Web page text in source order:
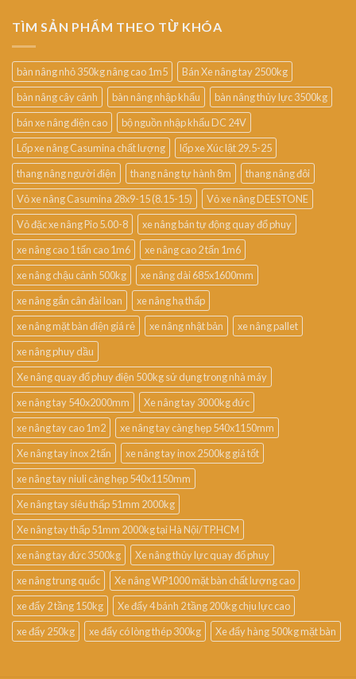
TÌM SẢN PHẨM THEO TỪ KHÓA
bàn nâng nhỏ 350kg nâng cao 1m5
Bán Xe nâng tay 2500kg
bàn nâng cây cảnh
bàn nâng nhập khẩu
bàn nâng thủy lực 3500kg
bán xe nâng điện cao
bộ nguồn nhập khẩu DC 24V
Lốp xe nâng Casumina chất lượng
lốp xe Xúc lật 29.5-25
thang nâng người điện
thang nâng tự hành 8m
thang nâng đôi
Vỏ xe nâng Casumina 28x9-15 (8.15-15)
Vỏ xe nâng DEESTONE
Vỏ đặc xe nâng Pio 5.00-8
xe nâng bán tự động quay đổ phuy
xe nâng cao 1 tấn cao 1m6
xe nâng cao 2 tấn 1m6
xe nâng chậu cảnh 500kg
xe nâng dài 685x1600mm
xe nâng gắn cân đài loan
xe nâng hạ thấp
xe nâng mặt bàn điện giá rẻ
xe nâng nhật bản
xe nâng pallet
xe nâng phuy dầu
Xe nâng quay đổ phuy điện 500kg sử dụng trong nhà máy
xe nâng tay 540x2000mm
Xe nâng tay 3000kg đức
xe nâng tay cao 1m2
xe nâng tay càng hẹp 540x1150mm
Xe nâng tay inox 2 tấn
xe nâng tay inox 2500kg giá tốt
xe nâng tay niuli càng hẹp 540x1150mm
Xe nâng tay siêu thấp 51mm 2000kg
Xe nâng tay thấp 51mm 2000kg tại Hà Nội/TP.HCM
xe nâng tay đức 3500kg
Xe nâng thủy lực quay đổ phuy
xe nâng trung quốc
Xe nâng WP1000 mặt bàn chất lượng cao
xe đẩy 2 tầng 150kg
Xe đẩy 4 bánh 2 tầng 200kg chịu lực cao
xe đẩy 250kg
xe đẩy có lòng thép 300kg Xe đẩy hàng 500kg mặt bàn